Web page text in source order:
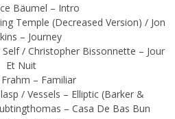
Bäumel – Intro
Temple (Decreased Version) / Jon
– Journey
/ Christopher Bissonnette – Jour
Et Nuit
– Familiar
/ Vessels – Elliptic (Barker &
– Casa De Bas Bun